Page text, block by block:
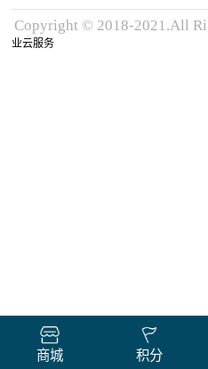
Copyright © 2018-2021.All
业云服务
商城 积分